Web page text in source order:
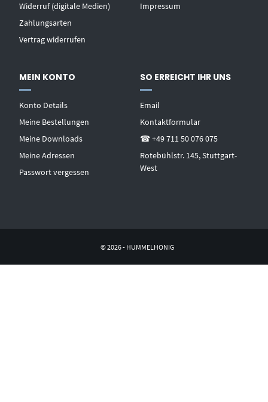
Widerruf (digitale Medien)
Zahlungsarten
Vertrag widerrufen
Impressum
MEIN KONTO
Konto Details
Meine Bestellungen
Meine Downloads
Meine Adressen
Passwort vergessen
SO ERREICHT IHR UNS
Email
Kontaktformular
☎ +49 711 50 076 075
Rotebühlstr. 145, Stuttgart-
West
© 2026 - HUMMELHONIG